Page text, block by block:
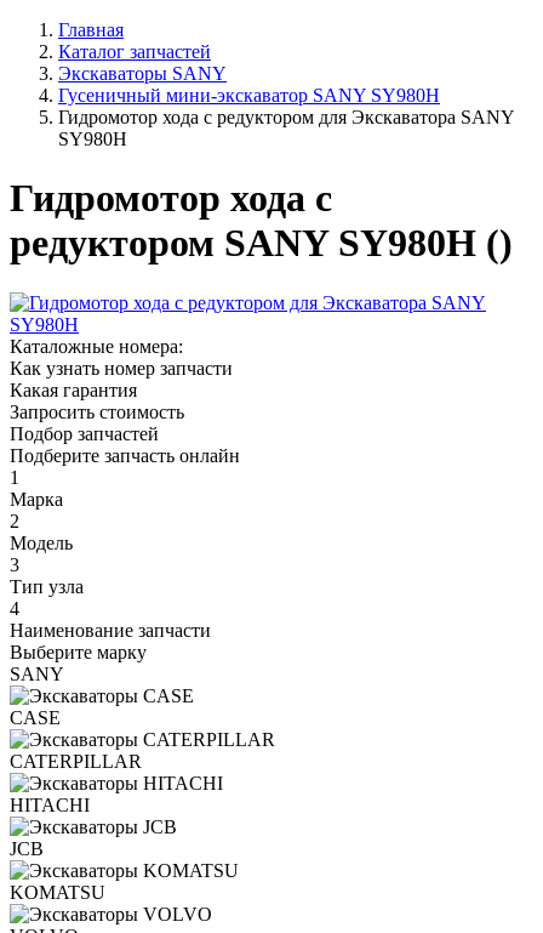
Главная
Каталог запчастей
Экскаваторы SANY
Гусеничный мини-экскаватор SANY SY980H
Гидромотор хода с редуктором для Экскаватора SANY
SY980H
Гидромотор хода с
редуктором SANY SY980H ()
Каталожные номера:
Как узнать номер запчасти
Какая гарантия
Запросить стоимость
Подбор запчастей
Подберите запчасть онлайн
1
Марка
2
Модель
3
Тип узла
4
Наименование запчасти
Выберите марку
SANY
CASE
CATERPILLAR
HITACHI
JCB
KOMATSU